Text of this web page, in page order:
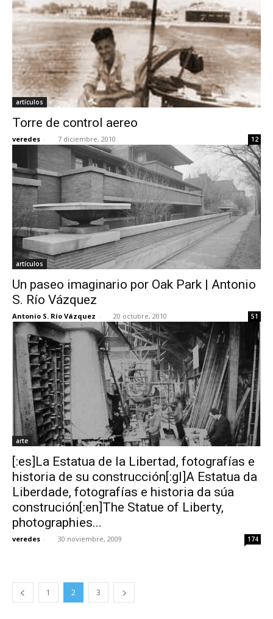
artículos
Torre de control aereo
veredes - 7 diciembre, 2010 12
artículos
Un paseo imaginario por Oak Park | Antonio
S. Río Vázquez
Antonio S. Río Vázquez - 20 octubre, 2010 51
arte
[:es]La Estatua de la Libertad, fotografías e
historia de su construcción[:gl]A Estatua da
Liberdade, fotografías e historia da súa
construción[:en]The Statue of Liberty,
photographies...
veredes - 30 noviembre, 2009 174
1 2 3